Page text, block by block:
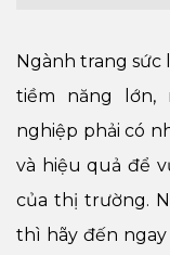
Ngành trang sức
tiềm năng lớn,
nghiệp phải có
và hiệu quả để
của thị trường.
thì hãy đến